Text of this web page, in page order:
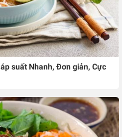
suất Nhanh, Đơn giản, Cực